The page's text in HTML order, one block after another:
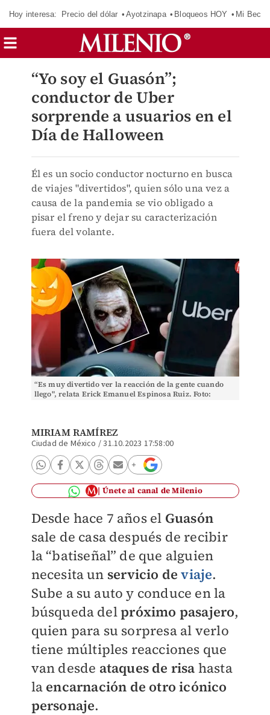
Hoy interesa: Precio del dólar Ayotzinapa Bloqueos HOY Mi Beca
“Yo soy el Guasón”;
conductor de Uber
sorprende a usuarios en el
Día de Halloween
Él es un socio conductor nocturno en busca
de viajes "divertidos", quien sólo una vez a
causa de la pandemia se vio obligado a
pisar el freno y dejar su caracterización
fuera del volante.
“Es muy divertido ver la reacción de la gente cuando
llego", relata Erick Emanuel Espinosa Ruiz. Foto:
MIRIAM RAMÍREZ
Ciudad de México /31.10.2023 17:58:00
Únete al canal de Milenio
Desde hace 7 años el Guasón
sale de casa después de recibir
la “batiseñal” de que alguien
necesita un servicio deviaje.
Sube a su auto y conduce en la
búsqueda delpróximo pasajero,
quien para su sorpresa al verlo
tiene múltiples reacciones que
van desde ataques de risa hasta
la encarnación de otro icónico
personaje.